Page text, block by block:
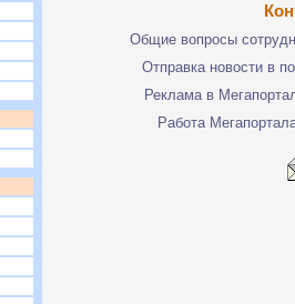
Общие вопросы
Отправка новости в
Реклама в
Работа